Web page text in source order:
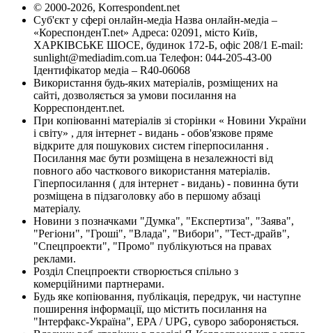
© 2000-2026, Korrespondent.net
Суб'єкт у сфері онлайн-медіа Назва онлайн-медіа –
«КореспонденТ.net» Адреса: 02091, місто Київ,
ХАРКІВСЬКЕ ШОСЕ, будинок 172-Б, офіс 208/1 E-mail:
sunlight@mediadim.com.ua Телефон: 044-205-43-00
Ідентифікатор медіа – R40-06068
Використання будь-яких матеріалів, розміщених на
сайті, дозволяється за умови посилання на
Корреспондент.net.
При копіюванні матеріалів зі сторінки « Новини України
і світу» , для інтернет - видань - обов'язкове пряме
відкрите для пошукових систем гіперпосилання .
Посилання має бути розміщена в незалежності від
повного або часткового використання матеріалів.
Гіперпосилання ( для інтернет - видань) - повинна бути
розміщена в підзаголовку або в першому абзаці
матеріалу.
Новини з позначками "Думка", "Експертиза", "Заява",
"Регіони", "Гроші", "Влада", "Вибори", "Тест-драйв",
"Спецпроекти", "Промо" публікуються на правах
реклами.
Розділ Спецпроекти створюється спільно з
комерційними партнерами.
Будь яке копіювання, публікація, передрук, чи наступне
поширення інформації, що містить посилання на
"Інтерфакс-Україна", EPA / UPG, суворо забороняється.